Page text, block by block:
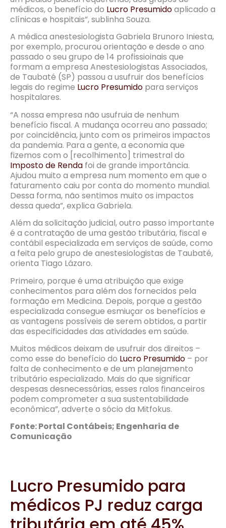
médicos, o benefício do Lucro Presumidoaplicado a
clínicas e hospitais”, sublinha Souza.
A médica anestesiologista Gabriela Brunoro Iniesta,
por exemplo, procurou orientação e desde o ano
passado o seu grupo de 14 profissioinais que
formam a empresa Anestesiologistas Associados,
de Taubaté (SP) passou a usufruir dos benefícios
legais do regime Lucro Presumido para serviços
hospitalares.
“A nossa empresa não usufruia de nenhum
benefício fiscal. A mudança ocorreu ano passado;
por coincidência, junto com os primeiros impactos
da pandemia. Para a gente, a economia que
fizemos com o [recolhimento] trimestral do
Imposto de Renda foi de grande importância.
Ajudou muito a empresa num momento em que o
faturamento caiu por conta do momento mundial.
Dessa forma, não sentimos muito os impactos
dessa queda”, explica Gabriela.
Além da solicitação judicial, outro passo importante
é a contratação de uma gestão tributária, fiscal e
contábil especializada em serviços de saúde, como
a feita pelo grupo de anestesiologistas de Taubaté,
orienta Tiago Lázaro.
Primeiro, porque é uma atribuição que exige
conhecimentos para além dos fornecidos pela
formação em Medicina. Depois, porque a gestão
especializada consegue esmiuçar os benefícios e
as vantagens possíveis de serem obtidos, a partir
das especificidades das atividades em saúde.
Muitos médicos deixam de usufruir dos direitos –
como esse do benefício do Lucro Presumido – por
falta de conhecimento e de um planejamento
tributário especializado. Mais do que significar
despesas desnecessárias, esses ralos financeiros
podem comprometer a sua sustentabilidade
econômica”, adverte o sócio da Mitfokus.
Fonte: Portal Contábeis; Engenharia de
Comunicação
Lucro Presumido para
médicos PJ reduz carga